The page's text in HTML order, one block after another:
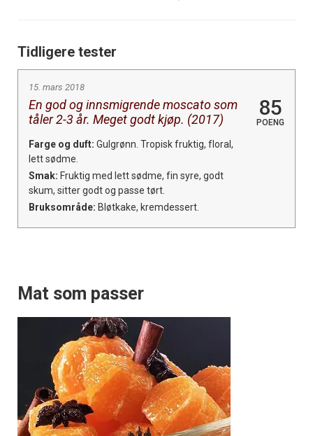
Tidligere tester
15. mars 2018
En god og innsmigrende moscato som
tåler 2-3 år. Meget godt kjøp. (2017)
85
POENG
Farge og duft: Gulgrønn. Tropisk fruktig, floral,
lett sødme.
Smak: Fruktig med lett sødme, fin syre, godt
skum, sitter godt og passe tørt.
Bruksområde: Bløtkake, kremdessert.
Mat som passer